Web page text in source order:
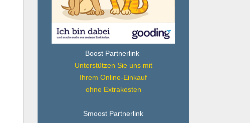
Boost Partnerlink
Unterstützen Sie uns mit
Ihrem Online-Einkauf
ohne Extrakosten
Smoost Partnerlink